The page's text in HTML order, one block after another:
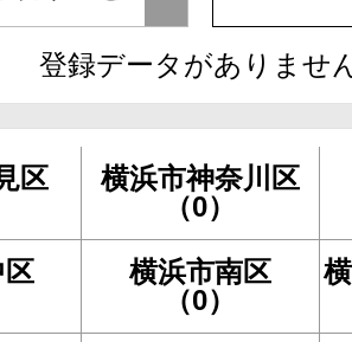
登録データがありませ
区
横浜市神奈川区
（0）
横浜市南区
（0）